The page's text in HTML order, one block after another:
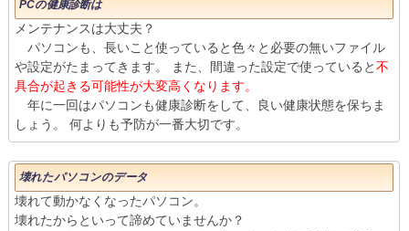
PCの健康診断は
メンテナンスは大丈夫？
パソコンも、長いこと使っていると色々と必要の無いファイル
や設定がたまってきます。 また、間違った設定で使っていると不
具合が起きる可能性が大変高くなります。
年に一回はパソコンも健康診断をして、良い健康状態を保ちま
しょう。 何よりも予防が一番大切です。
壊れたパソコンのデータ
壊れて動かなくなったパソコン。
壊れたからといって諦めていませんか？